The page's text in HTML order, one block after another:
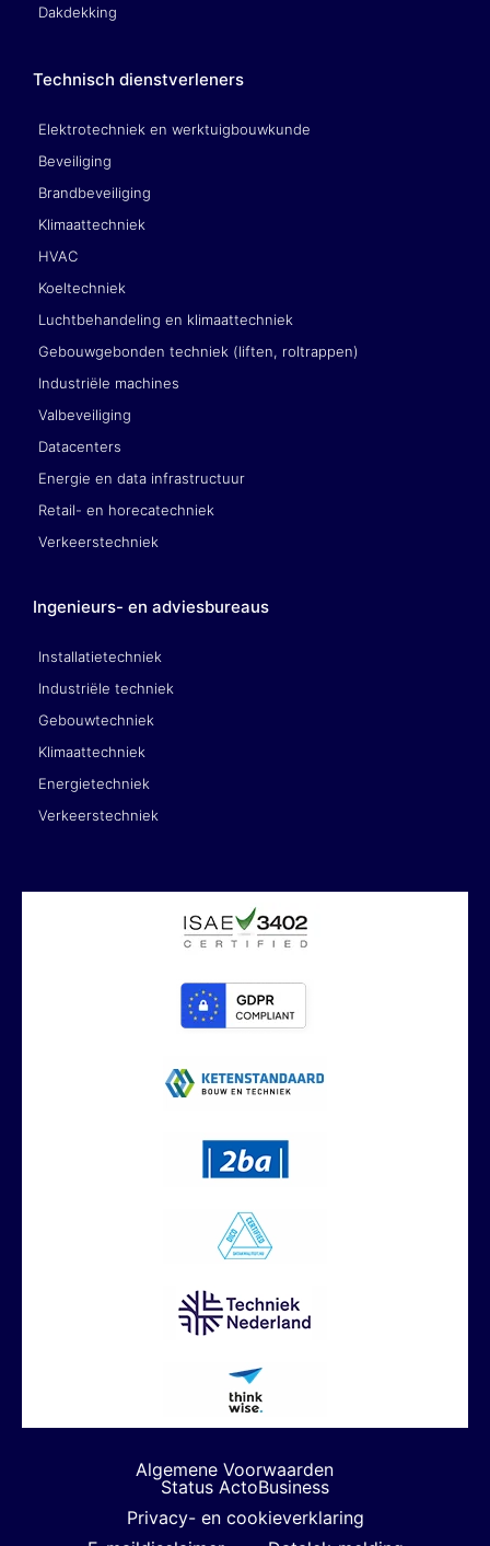
Dakdekking
Technisch dienstverleners
Elektrotechniek en werktuigbouwkunde
Beveiliging
Brandbeveiliging
Klimaattechniek
HVAC
Koeltechniek
Luchtbehandeling en klimaattechniek
Gebouwgebonden techniek (liften, roltrappen)
Industriële machines
Valbeveiliging
Datacenters
Energie en data infrastructuur
Retail- en horecatechniek
Verkeerstechniek
Ingenieurs- en adviesbureaus
Installatietechniek
Industriële techniek
Gebouwtechniek
Klimaattechniek
Energietechniek
Verkeerstechniek
Algemene Voorwaarden
Status ActoBusiness
Privacy- en cookieverklaring